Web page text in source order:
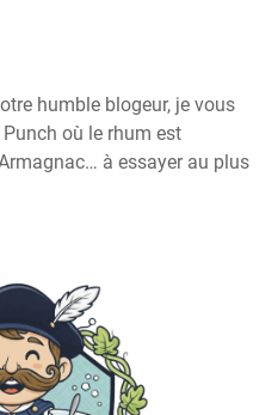
humble blogeur, je vous
Punch où le rhum est
à essayer au plus